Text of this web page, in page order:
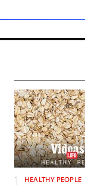
HEALTHY PEOPLE